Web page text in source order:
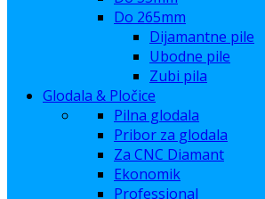
Do 265mm
Dijamantne pile
Ubodne pile
Zubi pila
Glodala & Pločice
Pilna glodala
Pribor za glodala
Za CNC Diamant
Ekonomik
Professional